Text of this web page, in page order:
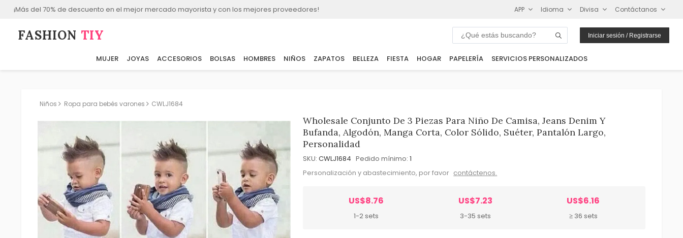
¡Más del 70% de descuento en el mejor mercado mayorista y con los mejores proveedores! APP Idioma Divisa Contáctanos
FASHION⁠ TIY Iniciar sesión / Registrarse
MUJER JOYAS ACCESORIOS BOLSAS HOMBRES NIÑOS ZAPATOS BELLEZA FIESTA HOGAR PAPELERÍA SERVICIOS PERSONALIZADOS
Niños Ropa para bebés varones CWLJ1684
Wholesale Conjunto De 3 Piezas Para Niño De Camisa, Jeans Denim Y
Bufanda, Algodón, Manga Corta, Color Sólido, Suéter, Pantalón Largo,
Personalidad
SKU: CWLJ1684 Pedido mínimo: 1
Personalización y abastecimiento, por favor contáctenos.
US$8.76
1-2 sets
US$7.23
3-35 sets
US$6.16
≥ 36 sets